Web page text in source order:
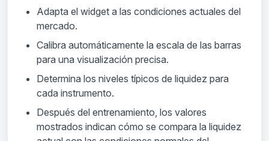
Adapta el widget a las condiciones actuales del
mercado.
Calibra automáticamente la escala de las barras
para una visualización precisa.
Determina los niveles típicos de liquidez para
cada instrumento.
Después del entrenamiento, los valores
mostrados indican cómo se compara la liquidez